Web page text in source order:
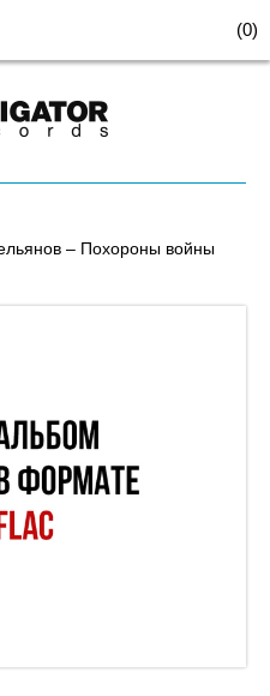
(0)
– Похороны войны